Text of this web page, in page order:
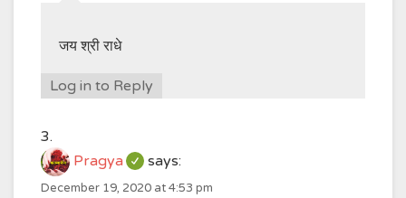
जय श्री राधे
Log in to Reply
Pragya says:
December 19, 2020 at 4:53 pm